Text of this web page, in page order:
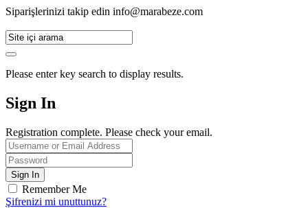
Siparişlerinizi takip edin info@marabeze.com
Please enter key search to display results.
Sign In
Registration complete. Please check your email.
Remember Me
Şifrenizi mi unuttunuz?